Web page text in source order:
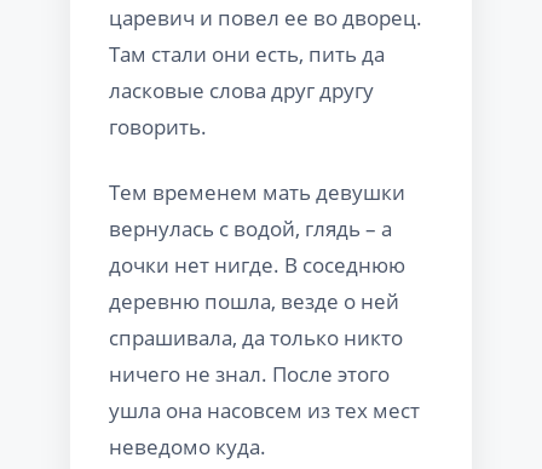
царевич и повел ее во дворец.
Там стали они есть, пить да
ласковые слова друг другу
говорить.
Тем временем мать девушки
вернулась с водой, глядь – а
дочки нет нигде. В соседнюю
деревню пошла, везде о ней
спрашивала, да только никто
ничего не знал. После этого
ушла она насовсем из тех мест
неведомо куда.